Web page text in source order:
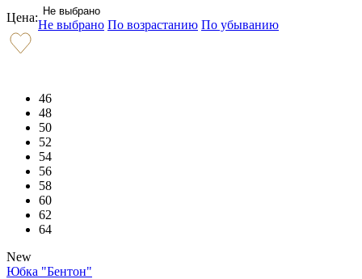
Цена: Не выбрано
Не выбрано По возрастанию По убыванию
46
48
50
52
54
56
58
60
62
64
New
Юбка "Бентон"